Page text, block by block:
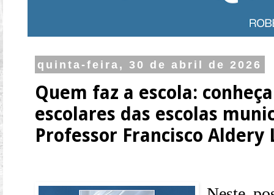
quinta-feira, 30 de abril de 2026
Quem faz a escola:
escolares das escolas
Professor Francisco Aldery